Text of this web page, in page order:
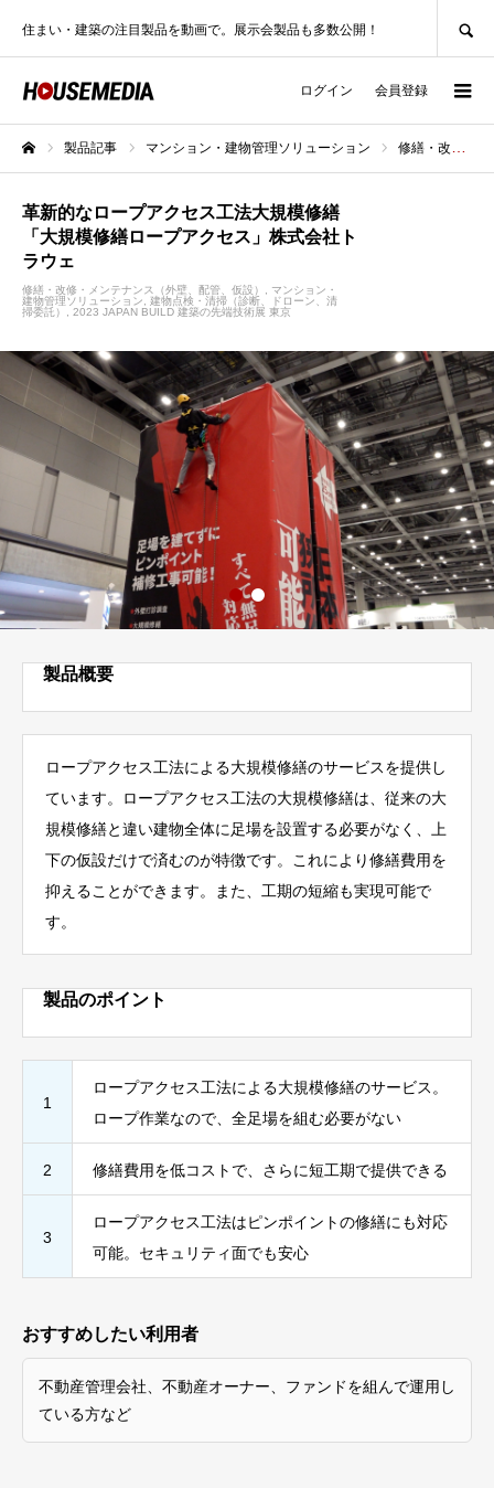
住まい・建築の注目製品を動画で。展示会製品も多数公開！
ログイン 会員登録
製品記事 マンション・建物管理ソリューション 修繕・改修・メンテナンス（外壁、配管、仮設）
革新的なロープアクセス工法大規模修繕
「大規模修繕ロープアクセス」株式会社ト
ラウェ
修繕・改修・メンテナンス（外壁、配管、仮設）
マンション・
建物管理ソリューション
建物点検・清掃（診断、ドローン、清
掃委託）
2023 JAPAN BUILD 建築の先端技術展 東京
製品概要
ロープアクセス工法による大規模修繕のサービスを提供し
ています。ロープアクセス工法の大規模修繕は、従来の大
規模修繕と違い建物全体に足場を設置する必要がなく、上
下の仮設だけで済むのが特徴です。これにより修繕費用を
抑えることができます。また、工期の短縮も実現可能で
す。
製品のポイント
1
ロープアクセス工法による大規模修繕のサービス。
ロープ作業なので、全足場を組む必要がない
2 修繕費用を低コストで、さらに短工期で提供できる
3
ロープアクセス工法はピンポイントの修繕にも対応
可能。セキュリティ面でも安心
おすすめしたい利用者
不動産管理会社、不動産オーナー、ファンドを組んで運用し
ている方など